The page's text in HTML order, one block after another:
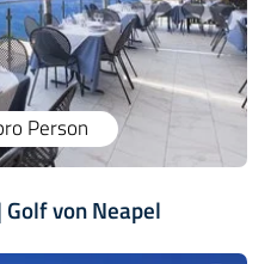
Person
von Neapel